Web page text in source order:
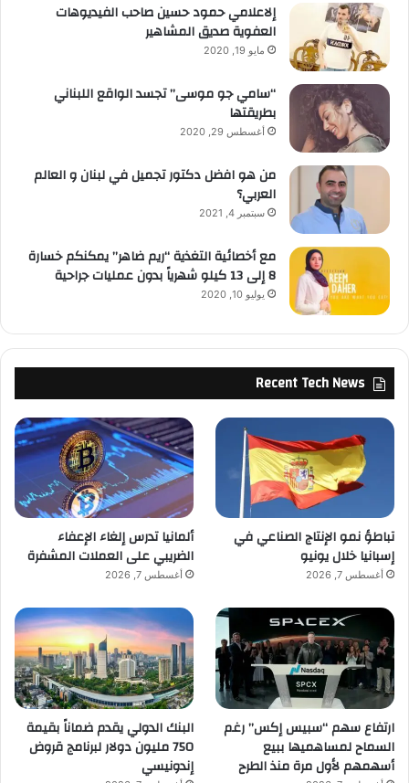
إلاعلامي حمود حسين صاحب الفيديوهات
العفوية صديق المشاهير
مايو 19, 2020
“سامي جو موسى” تجسد الواقع اللبناني
بطريقتها
أغسطس 29, 2020
من هو افضل دكتور تجميل في لبنان و العالم
العربي؟
سبتمبر 4, 2021
مع أخصائية التغذية “ريم ضاهر” يمكنكم خسارة
8 إلى 13 كيلو شهرياً بدون عمليات جراحية
يوليو 10, 2020
Recent Tech News
تباطؤ نمو الإنتاج الصناعي في
إسبانيا خلال يونيو
أغسطس 7, 2026
ألمانيا تدرس إلغاء الإعفاء
الضريبي على العملات المشفرة
أغسطس 7, 2026
ارتفاع سهم “سبيس إكس” رغم
السماح لمساهميها ببيع
أسهمهم لأول مرة منذ الطرح
البنك الدولي يقدم ضماناً بقيمة
750 مليون دولار لبرنامج قروض
إندونيسي